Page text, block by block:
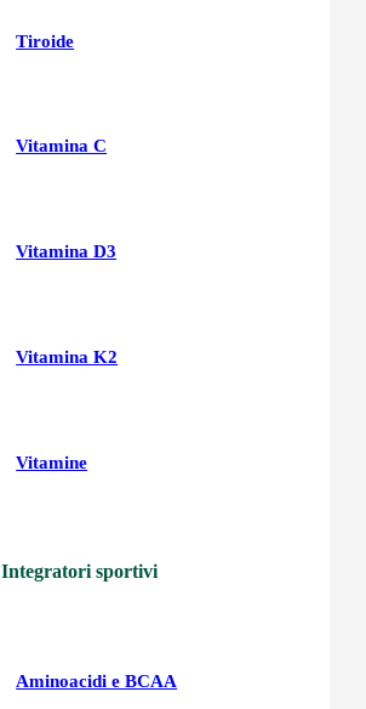
Tiroide
Vitamina C
Vitamina D3
Vitamina K2
Vitamine
Integratori sportivi
Aminoacidi e BCAA